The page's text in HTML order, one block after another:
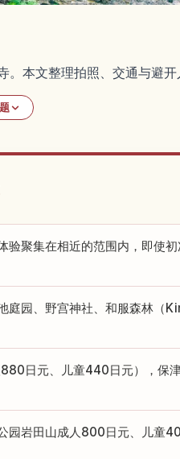
本文整理拍照、交通与避开
聚集在相近的范围内，即使
庭园、野宫神社、和服森林（
日元、儿童440日元），保
园岩田山成人800日元、儿童